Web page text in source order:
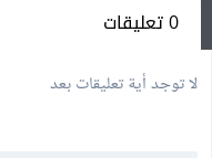
0 تعليقات
لا توجد أية تعليقات بعد